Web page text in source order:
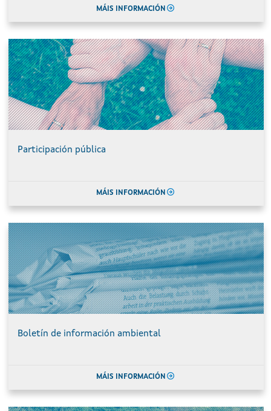
MÁIS INFORMACIÓN
Participación pública
MÁIS INFORMACIÓN
Boletín de información ambiental
MÁIS INFORMACIÓN